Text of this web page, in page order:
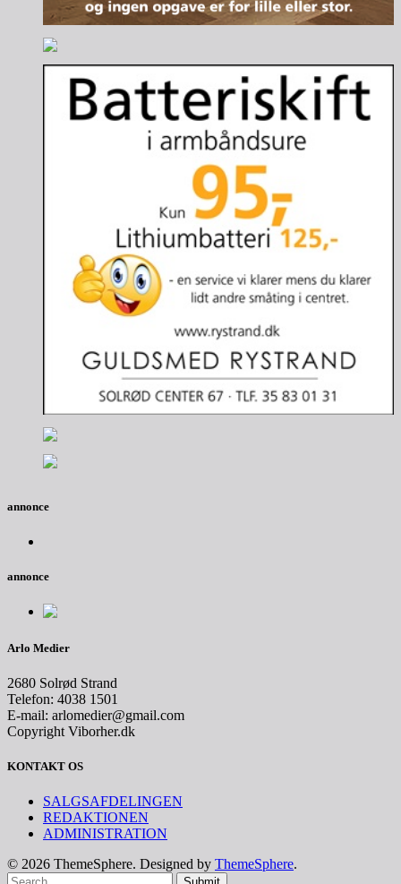
annonce
annonce
Arlo Medier
2680 Solrød Strand
Telefon: 4038 1501
E-mail: arlomedier@gmail.com
Copyright Viborher.dk
KONTAKT OS
SALGSAFDELINGEN
REDAKTIONEN
ADMINISTRATION
© 2026 ThemeSphere. Designed by ThemeSphere.